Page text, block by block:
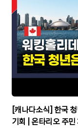
▶
[캐나다소식] 한국
기회 | 온타리오 주